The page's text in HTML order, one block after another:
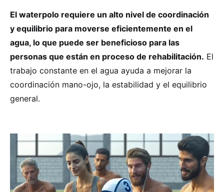
El waterpolo requiere un alto nivel de coordinación
y equilibrio para moverse eficientemente en el
agua, lo que puede ser beneficioso para las
personas que están en proceso de rehabilitación. El
trabajo constante en el agua ayuda a mejorar la
coordinación mano-ojo, la estabilidad y el equilibrio
general.